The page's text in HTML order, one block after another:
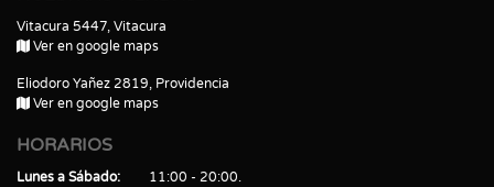
Vitacura 5447, Vitacura
Ver en google maps
Eliodoro Yañez 2819, Providencia
Ver en google maps
HORARIOS
Lunes a Sábado
11:00 - 20:00